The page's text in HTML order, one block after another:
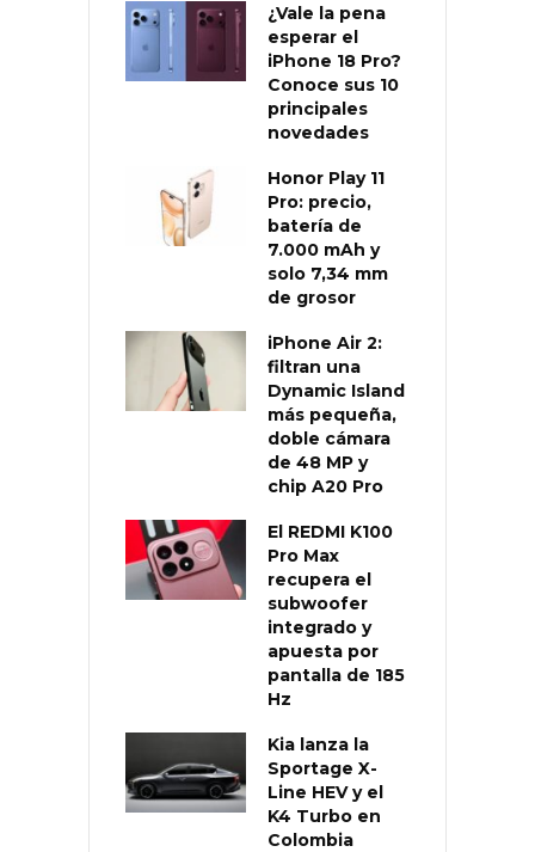
¿Vale la pena
esperar el
iPhone 18 Pro?
Conoce sus 10
principales
novedades
Honor Play 11
Pro: precio,
batería de
7.000 mAh y
solo 7,34 mm
de grosor
iPhone Air 2:
filtran una
Dynamic Island
más pequeña,
doble cámara
de 48 MP y
chip A20 Pro
El REDMI K100
Pro Max
recupera el
subwoofer
integrado y
apuesta por
pantalla de 185
Hz
Kia lanza la
Sportage X-
Line HEV y el
K4 Turbo en
Colombia